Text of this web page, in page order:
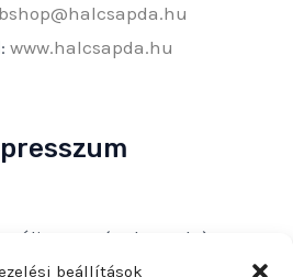
beállítások
: www.halcsapda.hu
Bálint E. V. (Halcsapda)
: 2890 Tata, Nyárfa u. 7.